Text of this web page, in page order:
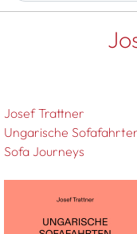
Josef Trattner
Ungarische
Sofa Journeys